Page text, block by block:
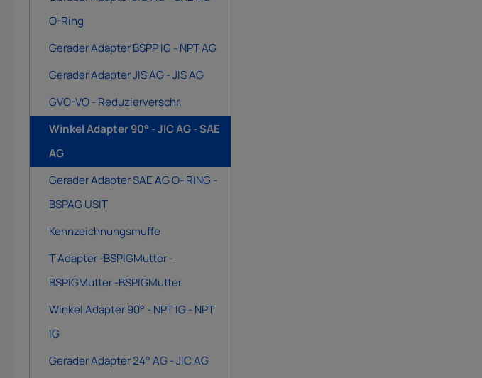
O-Ring
Gerader Adapter BSPP IG - NPT AG
Gerader Adapter JIS AG - JIS AG
GVO-VO - Reduzierverschr.
Winkel Adapter 90° - JIC AG - SAE
AG
Gerader Adapter SAE AG O- RING -
BSPAG USIT
Kennzeichnungsmuffe
T Adapter -BSPIGMutter -
BSPIGMutter -BSPIGMutter
Winkel Adapter 90° - NPT IG - NPT
IG
Gerader Adapter 24° AG - JIC AG